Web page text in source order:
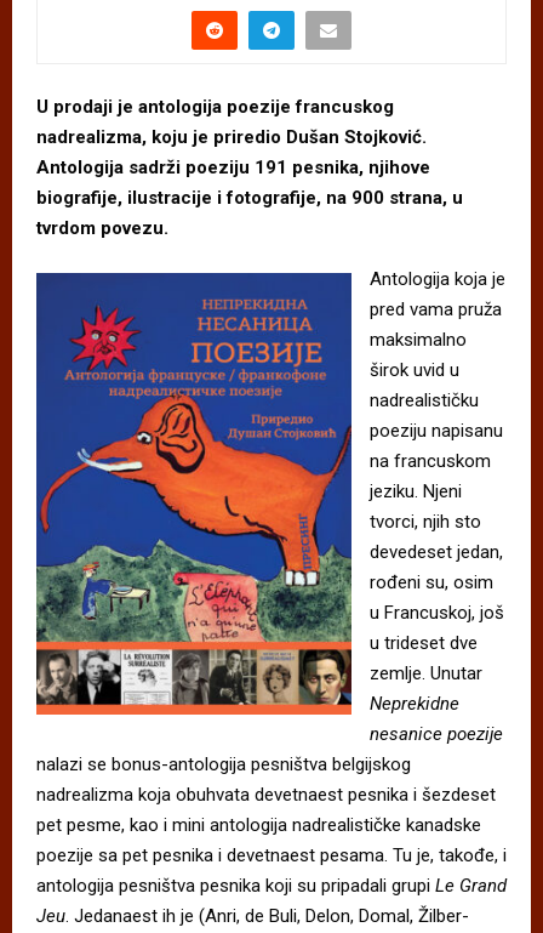
U prodaji je antologija poezije francuskog
nadrealizma, koju je priredio Dušan Stojković.
Antologija sadrži poeziju 191 pesnika, njihove
biografije, ilustracije i fotografije, na 900 strana, u
tvrdom povezu.
Antologija koja je
pred vama pruža
maksimalno
širok uvid u
nadrealističku
poeziju napisanu
na francuskom
jeziku. Njeni
tvorci, njih sto
devedeset jedan,
rođeni su, osim
u Francuskoj, još
u trideset dve
zemlje. Unutar
Neprekidne
nesanice poezije
nalazi se bonus-antologija pesništva belgijskog
nadrealizma koja obuhvata devetnaest pesnika i šezdeset
pet pesme, kao i mini antologija nadrealističke kanadske
poezije sa pet pesnika i devetnaest pesama. Tu je, takođe, i
antologija pesništva pesnika koji su pripadali grupi Le Grand
Jeu . Jedanaest ih je (Anri, de Buli, Delon, Domal, Žilber-